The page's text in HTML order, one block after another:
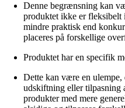
Denne begrænsning kan
produktet ikke er
mindre praktisk end
placeres på forskellige
Produktet har en specifik
Dette kan være en
udskiftning eller tilpasning
produkter med mere